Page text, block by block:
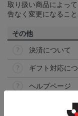
取り扱い商品によっ
告なく変更になること
その他
決済について
ギフト対応に
ヘルプページ